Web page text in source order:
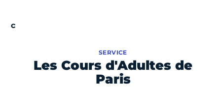
Les Cours d'Adultes de
Paris
SERVICE